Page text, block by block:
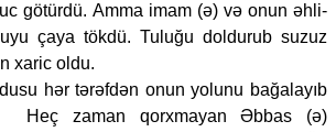
götürdü. Amma imam (ə) və onun əhli-
çaya tökdü. Tuluğu doldurub suzuz
xaric oldu.
hər tərəfdən onun yolunu bağalayıb
Heç zaman qorxmayan Əbbas (ə)